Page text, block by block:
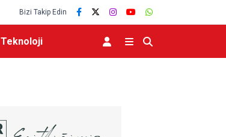
Bizi Takip Edin
Teknoloji